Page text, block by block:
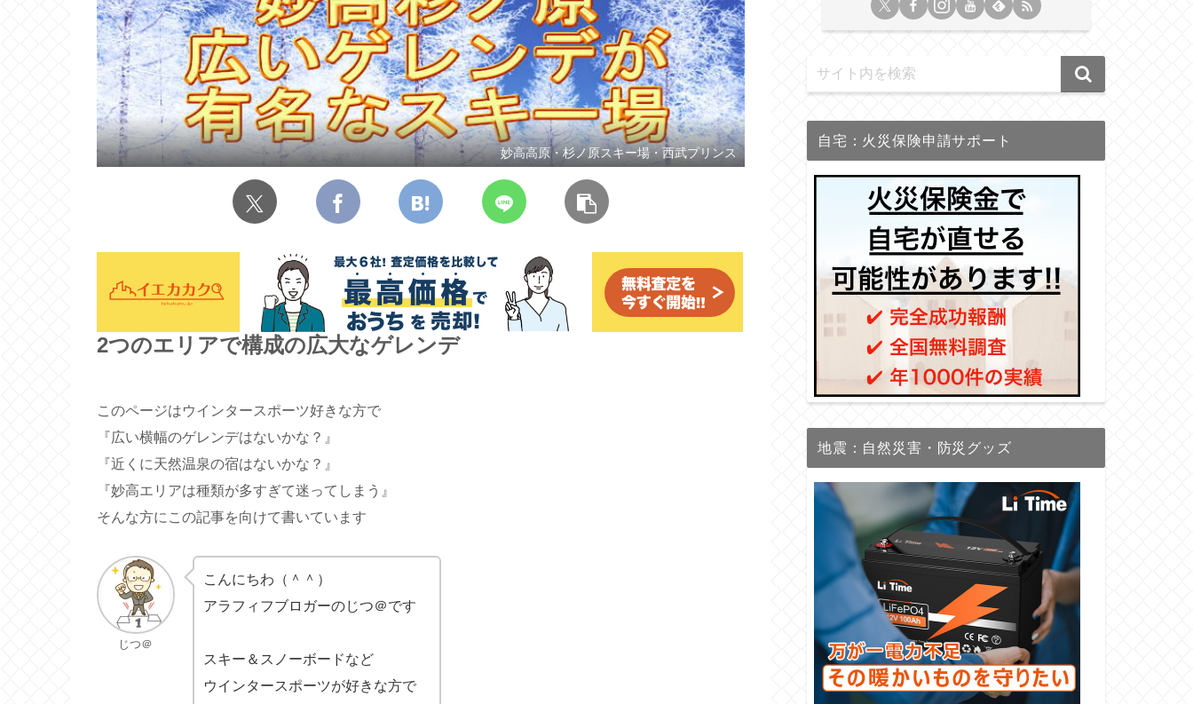
妙高高原・杉ノ原スキー場・西武プリンス
2つのエリアで構成の広大なゲレンデ
このページはウインタースポーツ好きな方で
『広い横幅のゲレンデはないかな？』
『近くに天然温泉の宿はないかな？』
『妙高エリアは種類が多すぎて迷ってしまう』
そんな方にこの記事を向けて書いています
じつ＠
こんにちわ（＾＾）
アラフィフブロガーのじつ＠です
スキー＆スノーボードなど
ウインタースポーツが好きな方で
自宅：火災保険申請サポート
地震：自然災害・防災グッズ